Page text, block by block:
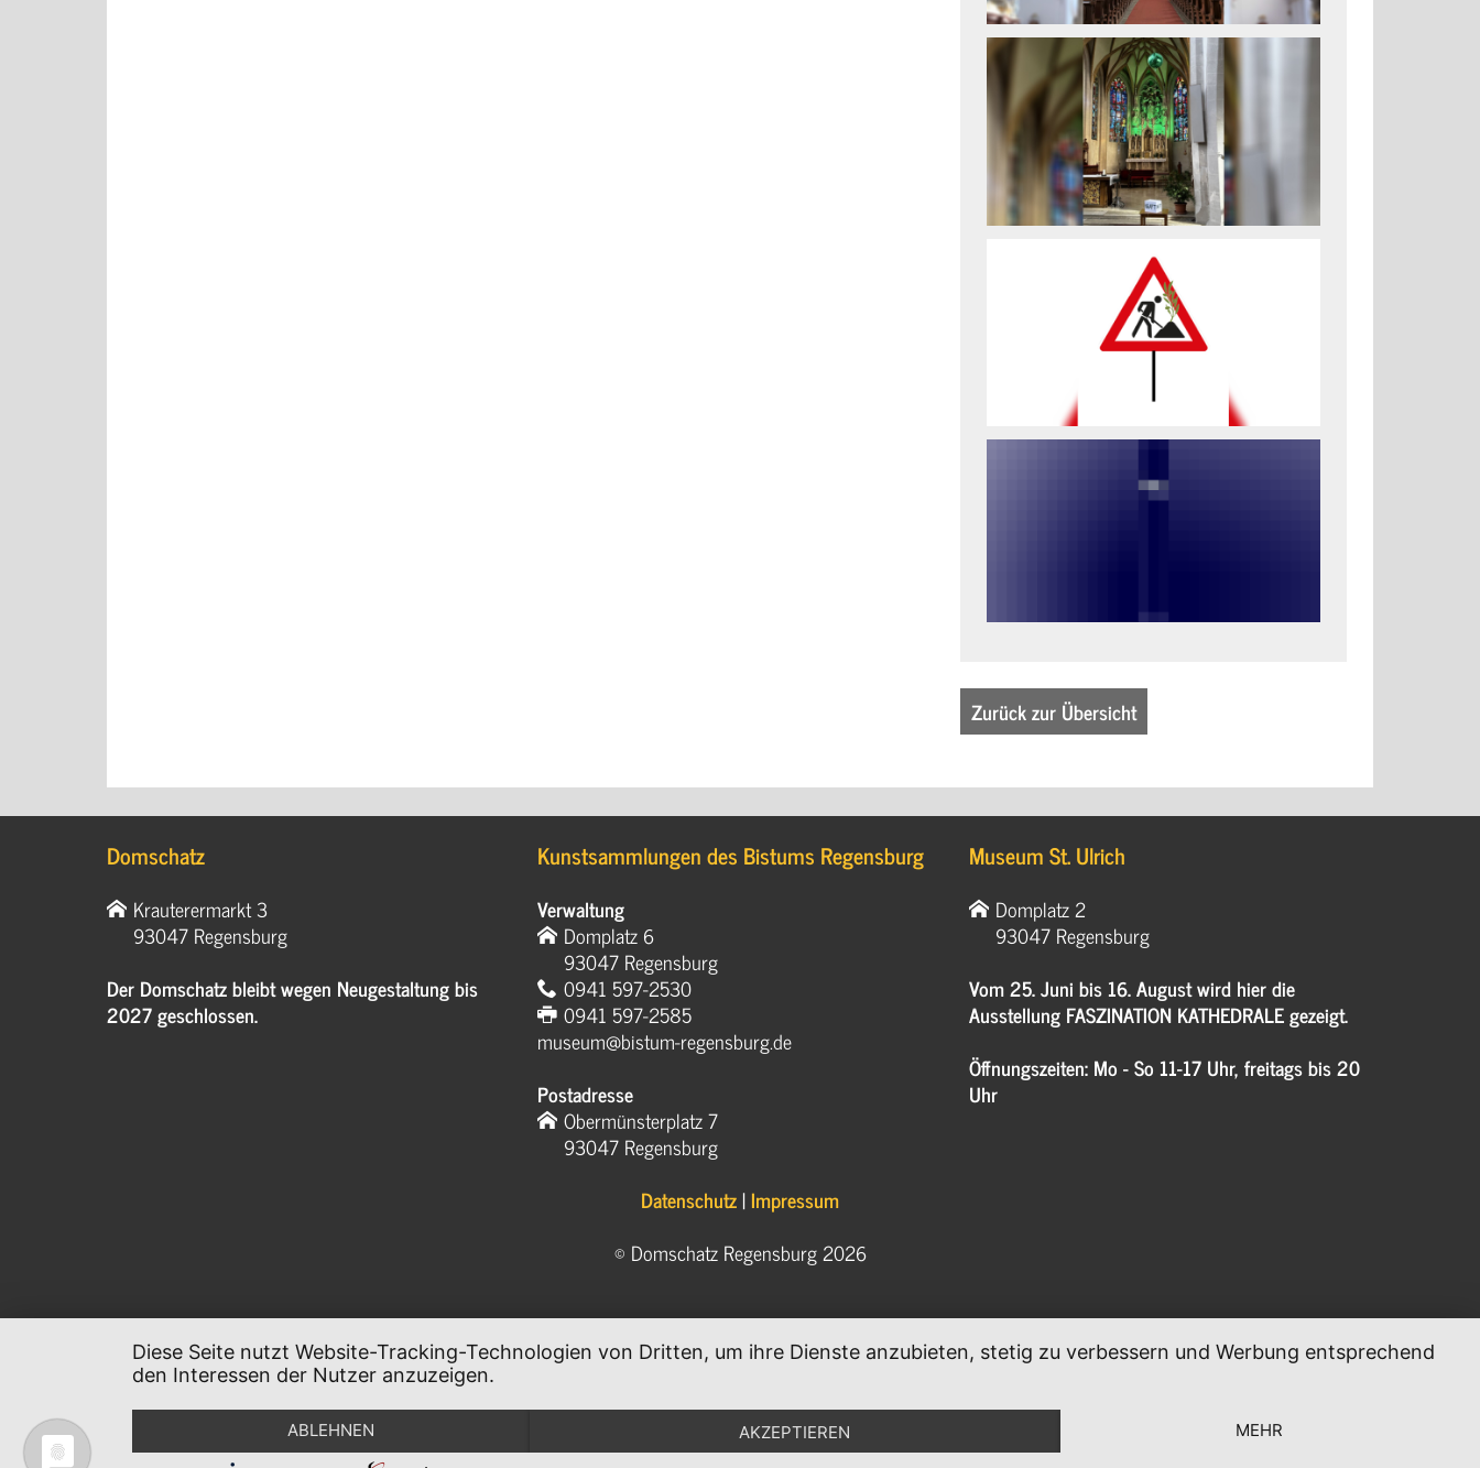
Zurück zur Übersicht
Domschatz
Krauterermarkt 3
93047 Regensburg
Der Domschatz bleibt wegen Neugestaltung bis
2027 geschlossen.
Kunstsammlungen des Bistums Regensburg
Verwaltung
Domplatz 6
93047 Regensburg
0941 597-2530
0941 597-2585
museum@bistum-regensburg.de
Postadresse
Obermünsterplatz 7
93047 Regensburg
Museum St. Ulrich
Domplatz 2
93047 Regensburg
Vom 25. Juni bis 16. August wird hier die
Ausstellung FASZINATION KATHEDRALE gezeigt.
Öffnungszeiten: Mo - So 11-17 Uhr, freitags bis 20
Uhr
Datenschutz|Impressum
© Domschatz Regensburg 2026
Diese Seite nutzt Website-Tracking-Technologien von Dritten, um ihre Dienste anzubieten, stetig zu verbessern und Werbung entsprechend
den Interessen der Nutzer anzuzeigen.
ABLEHNEN AKZEPTIEREN MEHR